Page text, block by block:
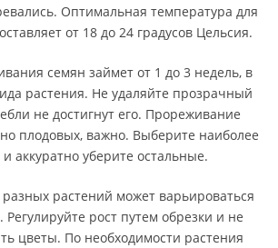
Оптимальная температура для
от 18 до 24 градусов Цельсия.
семян займет от 1 до 3 недель, в
растения. Не удаляйте прозрачный
не достигнут его. Прореживание
плодовых, важно. Выберите наиболее
аккуратно уберите остальные.
растений может варьироваться
Регулируйте рост путем обрезки и не
цветы. По необходимости растения